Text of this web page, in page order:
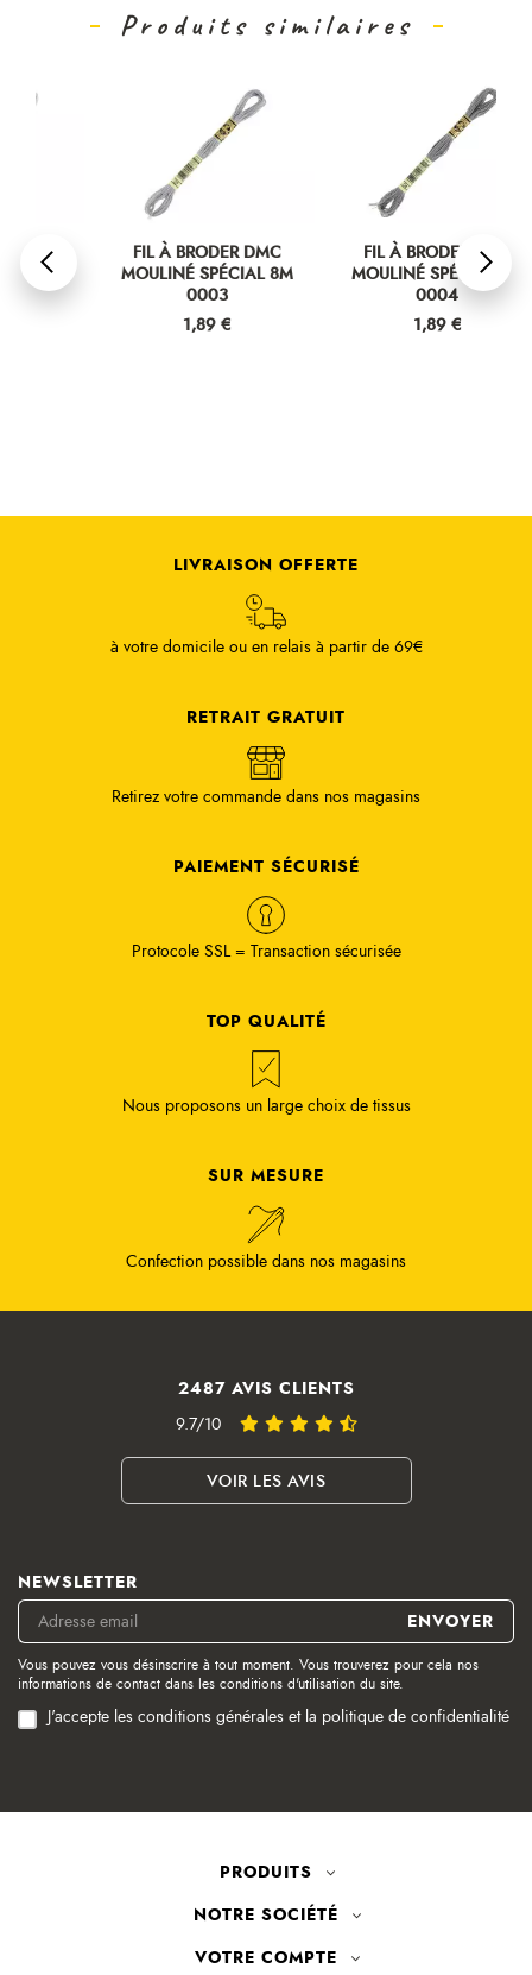
Produits similaires
FIL À BRODER DMC
MOULINÉ SPÉCIAL 8M
FIL À BRODER DMC
MOULINÉ SPÉCIAL 8M
LIVRAISON OFFERTE
à votre domicile ou en relais à partir de 69€
RETRAIT GRATUIT
Retirez votre commande dans nos magasins
PAIEMENT SÉCURISÉ
Protocole SSL = Transaction sécurisée
TOP QUALITÉ
Nous proposons un large choix de tissus
SUR MESURE
Confection possible dans nos magasins
2487 AVIS CLIENTS
9.7/10
VOIR LES AVIS
NEWSLETTER
Vous pouvez vous désinscrire à tout moment. Vous trouverez pour cela nos
informations de contact dans les conditions d'utilisation du site.
J'accepte les conditions générales et la politique de confidentialité
PRODUITS
NOTRE SOCIÉTÉ
VOTRE COMPTE